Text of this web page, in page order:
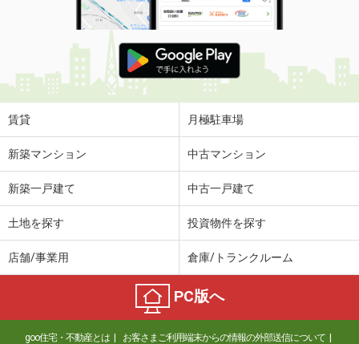
賃貸 月極駐車場
新築マンション 中古マンション
新築一戸建て 中古一戸建て
土地を探す 投資物件を探す
店舗/事業用 倉庫/トランクルーム
PC版へ
goo住宅・不動産とは お客さまご利用端末からの情報の外部送信について